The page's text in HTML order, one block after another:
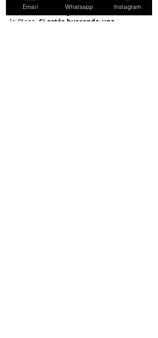
como uno de los grandes éxitos de Paseo
la Plaza. Si estás buscando una
Email Whatsapp Instagram